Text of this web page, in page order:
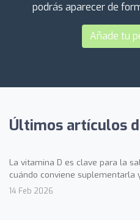
podrás aparecer de
Añade tu
Últimos artículos
La vitamina D es clave para la
cuándo conviene suplementarla
14 Feb 2026